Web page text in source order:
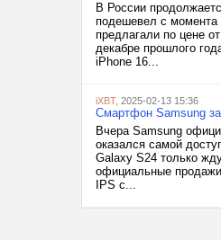
В России
подешевел с момента
предлагали по цене
декабре прошлого
iPhone 16...
iXBT, 2025-02-13 15:36
Смартфон Samsung
Вчера Samsung
оказался самой
Galaxy S24 только
официальные
IPS с...